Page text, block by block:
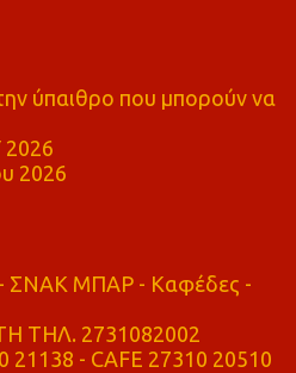
ύπαιθρο που μπορούν να
2026
- ΣΝΑΚ ΜΠΑΡ - Καφέδες -
ΤΗΛ. 2731082002
- CAFE 27310 20510